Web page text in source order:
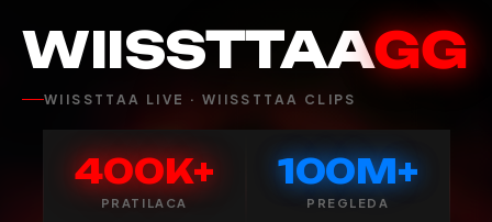
WIISSTTAAGG
WIISSTTAA LIVE · WIISSTTAA CLIPS
400K+
PRATILACA
100M+
PREGLEDA